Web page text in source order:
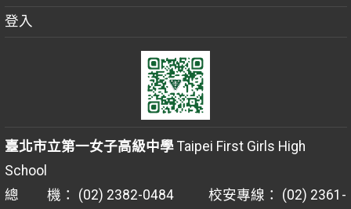
登入
臺北市立第一女子高級中學Taipei First Girls High
School
總 機： (02) 2382-0484 校安專線： (02) 2361-